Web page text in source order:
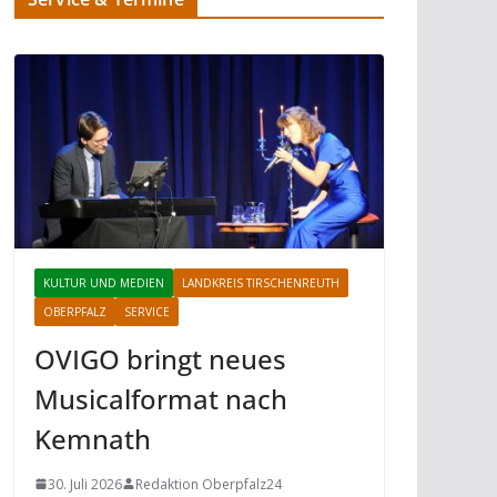
KULTUR UND MEDIEN
LANDKREIS TIRSCHENREUTH
OBERPFALZ
SERVICE
OVIGO bringt neues
Musicalformat nach
Kemnath
30. Juli 2026 Redaktion Oberpfalz24